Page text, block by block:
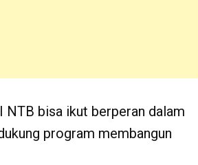
NTB bisa ikut berperan dalam
program membangun